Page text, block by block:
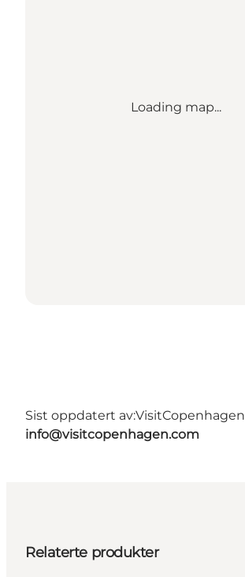
Loading map...
Sist oppdatert av:VisitCopenhagen
info@visitcopenhagen.com
Relaterte produkter